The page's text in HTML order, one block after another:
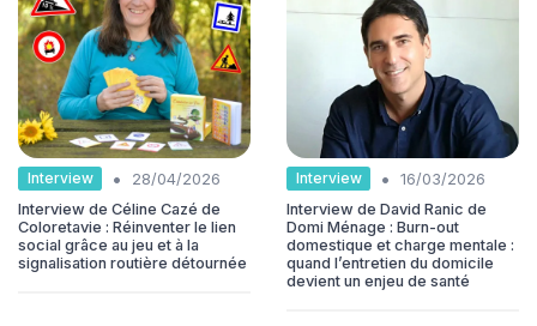
Interview •
28/04/2026
Interview de Céline Cazé de
Coloretavie : Réinventer le lien
social grâce au jeu et à la
signalisation routière détournée
Interview •
16/03/2026
Interview de David Ranic de
Domi Ménage : Burn-out
domestique et charge mentale :
quand l’entretien du domicile
devient un enjeu de santé